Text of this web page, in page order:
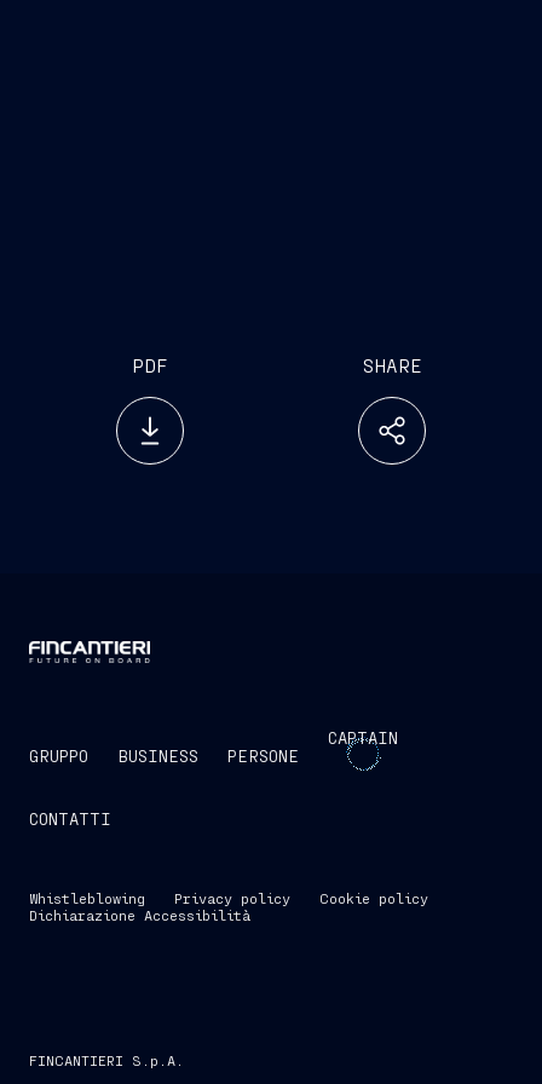
PDF SHARE
GRUPPO BUSINESS PERSONE
CAPTAIN
CONTATTI
Whistleblowing Privacy policy
Cookie policy
Dichiarazione Accessibilità
FINCANTIERI S.p.A.